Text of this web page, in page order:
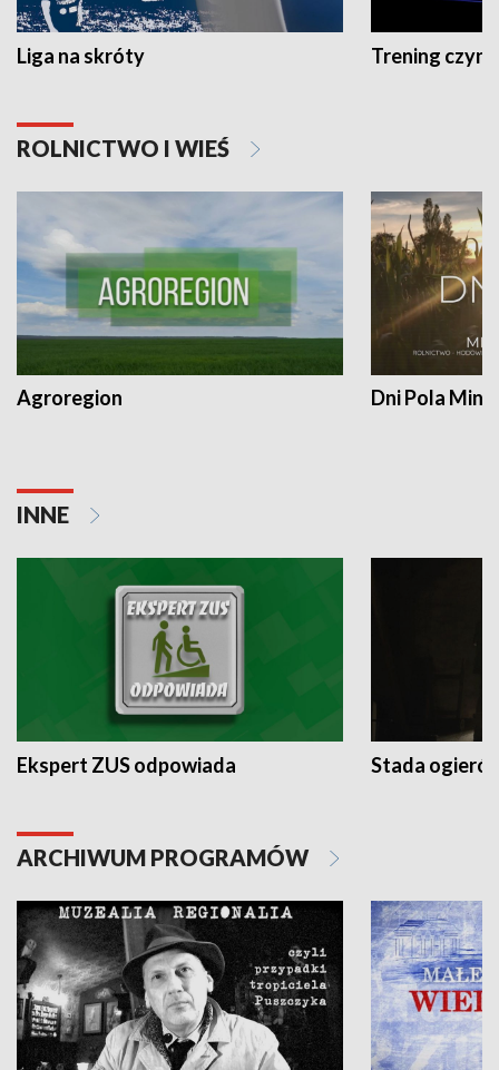
Liga na skróty Trening czyni
ROLNICTWO I WIEŚ
Agroregion Dni Pola
INNE
Ekspert ZUS odpowiada Stada
ARCHIWUM PROGRAMÓW